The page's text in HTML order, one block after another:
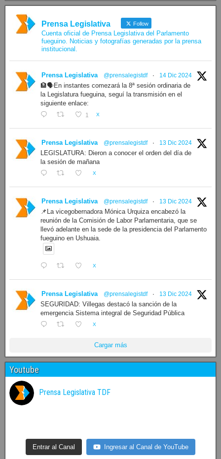
Prensa Legislativa Follow
Cuenta oficial de Prensa Legislativa del Parlamento
fueguino. Noticias y fotografías generadas por la prensa
institucional.
Prensa Legislativa @prensalegistdf · 14 Dic 2024
🏦🗣️En instantes comezará la 8ª sesión ordinaria de
la Legislatura fueguina, seguí la transmisión en el
siguiente enlace:
1 X
Prensa Legislativa @prensalegistdf · 13 Dic 2024
LEGISLATURA: Dieron a conocer el orden del día de
la sesión de mañana
X
Prensa Legislativa @prensalegistdf · 13 Dic 2024
📌La vicegobernadora Mónica Urquiza encabezó la
reunión de la Comisión de Labor Parlamentaria, que se
llevó adelante en la sede de la presidencia del Parlamento
fueguino en Ushuaia.
X
Prensa Legislativa @prensalegistdf · 13 Dic 2024
SEGURIDAD: Villegas destacó la sanción de la
emergencia Sistema integral de Seguridad Pública
X
Cargar más
Youtube
Prensa Legislativa TDF
Entrar al Canal Ingresar al Canal de YouTube